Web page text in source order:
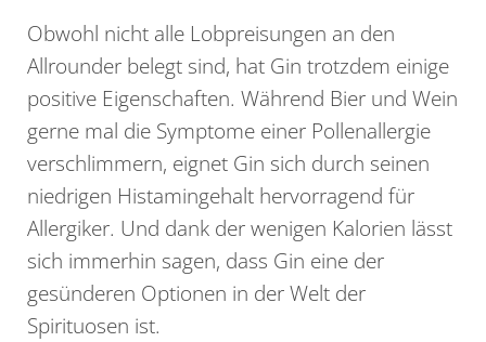
Obwohl nicht alle Lobpreisungen an den
Allrounder belegt sind, hat Gin trotzdem einige
positive Eigenschaften. Während Bier und Wein
gerne mal die Symptome einer Pollenallergie
verschlimmern, eignet Gin sich durch seinen
niedrigen Histamingehalt hervorragend für
Allergiker. Und dank der wenigen Kalorien lässt
sich immerhin sagen, dass Gin eine der
gesünderen Optionen in der Welt der
Spirituosen ist.